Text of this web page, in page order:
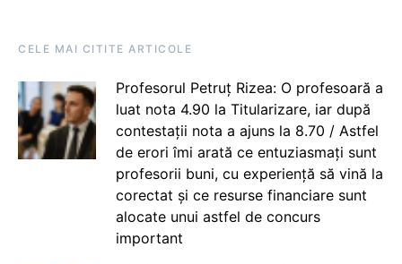
CELE MAI CITITE ARTICOLE
Profesorul Petruț Rizea: O profesoară a
luat nota 4.90 la Titularizare, iar după
contestații nota a ajuns la 8.70 / Astfel
de erori îmi arată ce entuziasmați sunt
profesorii buni, cu experiență să vină la
corectat și ce resurse financiare sunt
alocate unui astfel de concurs
important